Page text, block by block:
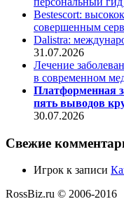
Bestescort:
совершенным
Dalistra:
31.07.2026
Лечение
в современном
Платформенная
пять выводов
30.07.2026
Свежие
Игрок к записи
RossBiz.ru © 2006-2016